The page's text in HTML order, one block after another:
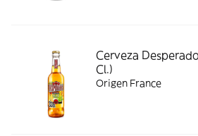
Cerveza
Cl.)
Origen France